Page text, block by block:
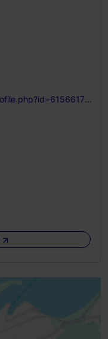
https://www.facebook.com/profile.php?id=61566179796115